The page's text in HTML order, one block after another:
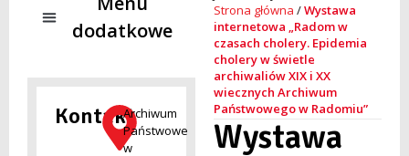
KontaktArchiwum
Państwowe
w
Strona główna /Wystawa
internetowa „Radom w
czasach cholery. Epidemia
cholery w świetle
archiwaliów XIX i XX
wiecznych Archiwum
Państwowego w Radomiu”
Wystawa